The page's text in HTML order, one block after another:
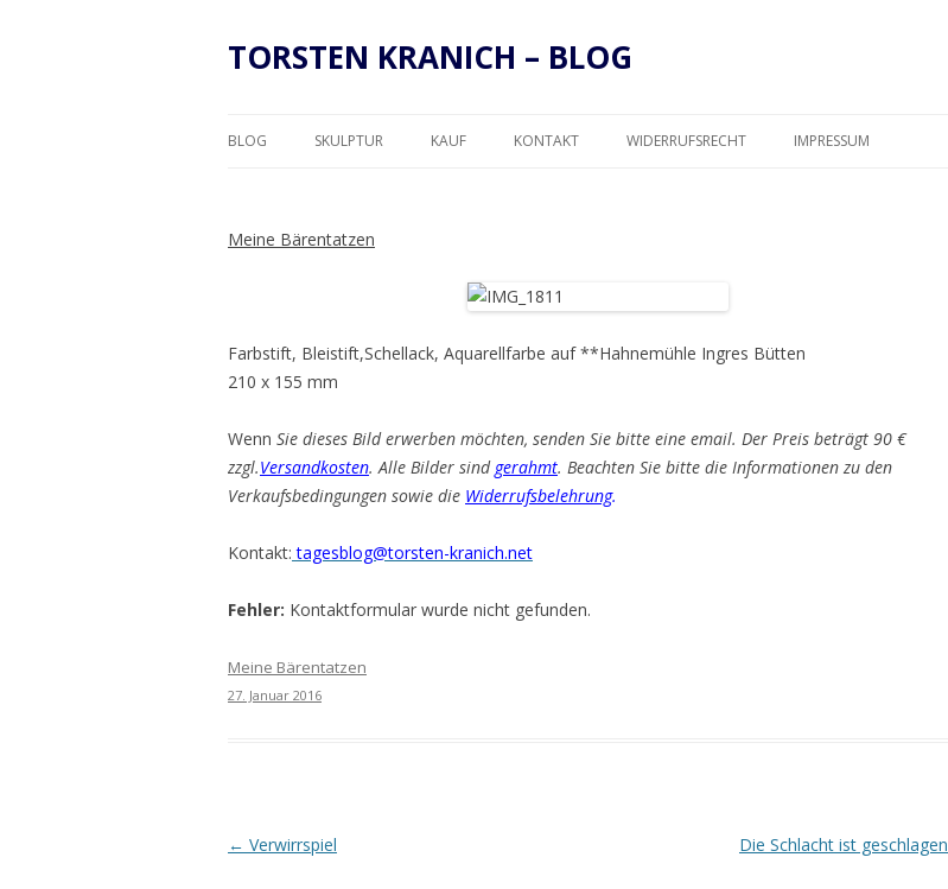
TORSTEN KRANICH – BLOG
Inhalt
BLOG SKULPTUR KAUF KONTAKT WIDERRUFSRECHT IMPRESSUM
Meine Bärentatzen
Farbstift, Bleistift,Schellack, Aquarellfarbe auf **Hahnemühle Ingres Bütten
210 x 155 mm
Wenn Sie dieses Bild erwerben möchten, senden Sie bitte eine email. Der Preis beträgt 90 €
zzgl.Versandkosten. Alle Bilder sind gerahmt. Beachten Sie bitte die Informationen zu den
Verkaufsbedingungen sowie die Widerrufsbelehrung.
Kontakt: tagesblog@torsten-kranich.net
Fehler: Kontaktformular wurde nicht gefunden.
Meine Bärentatzen
27. Januar 2016
Beitrags-
← Verwirrspiel Die Schlacht ist geschlagen